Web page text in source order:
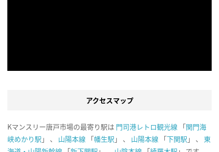
アクセスマップ
Kマンスリー唐戸市場の最寄り駅は 門司港レトロ観光線 「関門海
峡めかり駅 」 、 山陽本線 「幡生駅 」 、 山陽本線 「下関駅 」 、 東